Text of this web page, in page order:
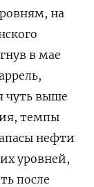
на
в мае
чуть выше
темпы
нефти
уровней,
после